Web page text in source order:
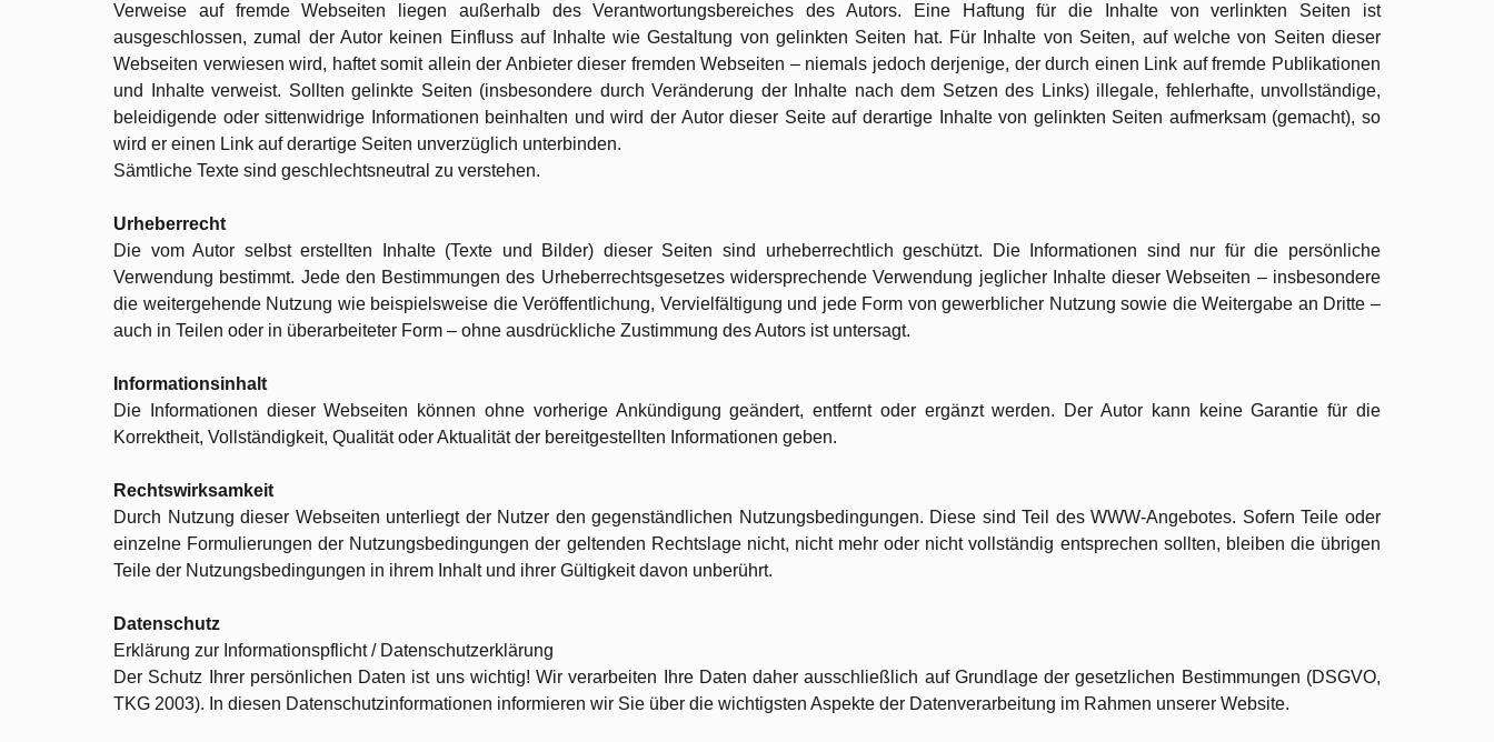
Verweise auf fremde Webseiten liegen außerhalb des Verantwortungsbereiches des Autors. Eine Haftung für die Inhalte von verlinkten Seiten ist
ausgeschlossen, zumal der Autor keinen Einfluss auf Inhalte wie Gestaltung von gelinkten Seiten hat. Für Inhalte von Seiten, auf welche von Seiten dieser
Webseiten verwiesen wird, haftet somit allein der Anbieter dieser fremden Webseiten – niemals jedoch derjenige, der durch einen Link auf fremde Publikationen
und Inhalte verweist. Sollten gelinkte Seiten (insbesondere durch Veränderung der Inhalte nach dem Setzen des Links) illegale, fehlerhafte, unvollständige,
beleidigende oder sittenwidrige Informationen beinhalten und wird der Autor dieser Seite auf derartige Inhalte von gelinkten Seiten aufmerksam (gemacht), so
wird er einen Link auf derartige Seiten unverzüglich unterbinden.
Sämtliche Texte sind geschlechtsneutral zu verstehen.
Urheberrecht
Die vom Autor selbst erstellten Inhalte (Texte und Bilder) dieser Seiten sind urheberrechtlich geschützt. Die Informationen sind nur für die persönliche
Verwendung bestimmt. Jede den Bestimmungen des Urheberrechtsgesetzes widersprechende Verwendung jeglicher Inhalte dieser Webseiten – insbesondere
die weitergehende Nutzung wie beispielsweise die Veröffentlichung, Vervielfältigung und jede Form von gewerblicher Nutzung sowie die Weitergabe an Dritte –
auch in Teilen oder in überarbeiteter Form – ohne ausdrückliche Zustimmung des Autors ist untersagt.
Informationsinhalt
Die Informationen dieser Webseiten können ohne vorherige Ankündigung geändert, entfernt oder ergänzt werden. Der Autor kann keine Garantie für die
Korrektheit, Vollständigkeit, Qualität oder Aktualität der bereitgestellten Informationen geben.
Rechtswirksamkeit
Durch Nutzung dieser Webseiten unterliegt der Nutzer den gegenständlichen Nutzungsbedingungen. Diese sind Teil des WWW-Angebotes. Sofern Teile oder
einzelne Formulierungen der Nutzungsbedingungen der geltenden Rechtslage nicht, nicht mehr oder nicht vollständig entsprechen sollten, bleiben die übrigen
Teile der Nutzungsbedingungen in ihrem Inhalt und ihrer Gültigkeit davon unberührt.
Datenschutz
Erklärung zur Informationspflicht / Datenschutzerklärung
Der Schutz Ihrer persönlichen Daten ist uns wichtig! Wir verarbeiten Ihre Daten daher ausschließlich auf Grundlage der gesetzlichen Bestimmungen (DSGVO,
TKG 2003). In diesen Datenschutzinformationen informieren wir Sie über die wichtigsten Aspekte der Datenverarbeitung im Rahmen unserer Website.